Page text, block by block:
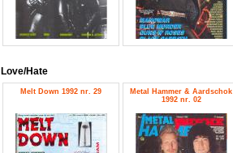
Love/Hate
Melt Down 1992 nr. 29
Metal Hammer & Aardschok
1992 nr. 02